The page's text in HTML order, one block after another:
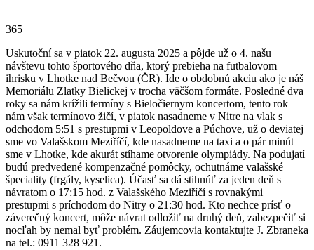
365
Uskutoční sa v piatok 22. augusta 2025 a pôjde už o 4. našu
návštevu tohto športového dňa, ktorý prebieha na futbalovom
ihrisku v Lhotke nad Bečvou (ČR). Ide o obdobnú akciu ako je náš
Memoriálu Zlatky Bielickej v trocha väčšom formáte. Posledné dva
roky sa nám krížili termíny s Bieločiernym koncertom, tento rok
nám však termínovo žičí, v piatok nasadneme v Nitre na vlak s
odchodom 5:51 s prestupmi v Leopoldove a Púchove, už o deviatej
sme vo Valašskom Meziříčí, kde nasadneme na taxi a o pár minút
sme v Lhotke, kde akurát stíhame otvorenie olympiády. Na podujatí
budú predvedené kompenzačné pomôcky, ochutnáme valašské
špeciality (frgály, kyselica). Účasť sa dá stihnúť za jeden deň s
návratom o 17:15 hod. z Valašského Meziříčí s rovnakými
prestupmi s príchodom do Nitry o 21:30 hod. Kto nechce prísť o
záverečný koncert, môže návrat odložiť na druhý deň, zabezpečiť si
nocľah by nemal byť problém. Záujemcovia kontaktujte J. Zbraneka
na tel.: 0911 328 921.